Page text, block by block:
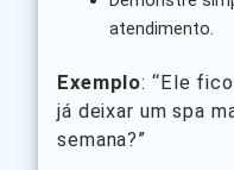
atendimento.
Exemplo: “Ele
já deixar um spa
semana?”